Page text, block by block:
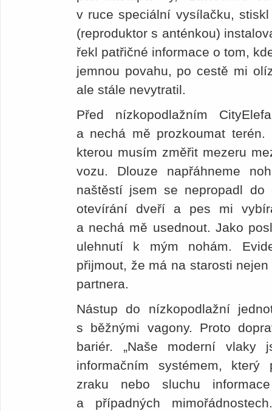
v ruce speciální vysílačku,
(reproduktor s anténkou)
řekl patřičné informace o tom,
jemnou povahu, po cestě mi
ale stále nevytratil.
Před nízkopodlažním
a nechá mě prozkoumat
kterou musím změřit mezeru
vozu. Dlouze napřáhneme
naštěstí jsem se nepropadl do
otevírání dveří a pes mi
a nechá mě usednout. Jako
ulehnutí k mým nohám.
přijmout, že má na starosti
partnera.
Nástup do nízkopodlažní
s běžnými vagony. Proto
bariér. „Naše moderní vlaky
informačním systémem,
zraku nebo sluchu
a případných